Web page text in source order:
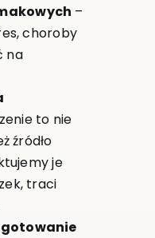
–
choroby
na
to nie
źródło
je
traci